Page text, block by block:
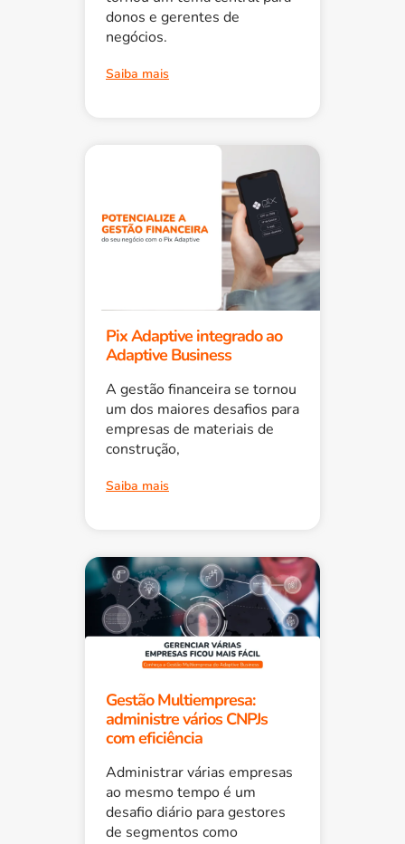
donos e gerentes de
negócios.
Saiba mais
Pix Adaptive integrado ao
Adaptive Business
A gestão financeira se tornou
um dos maiores desafios para
empresas de materiais de
construção,
Saiba mais
Gestão Multiempresa:
administre vários CNPJs
com eficiência
Administrar várias empresas
ao mesmo tempo é um
desafio diário para gestores
de segmentos como